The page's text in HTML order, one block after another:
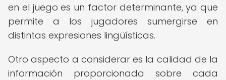
en el juego es un factor determinante, ya que
permite a los jugadores sumergirse en
distintas expresiones lingüísticas.
Otro aspecto a considerar es la calidad de la
información proporcionada sobre cada